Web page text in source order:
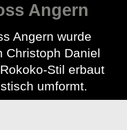
Angern
Angern wurde
Christoph Daniel
Stil erbaut
umformt.